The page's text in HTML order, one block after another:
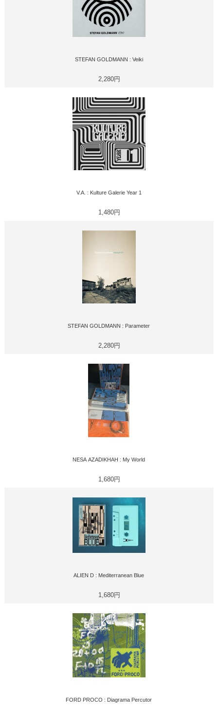
STEFAN GOLDMANN : Veiki
2,280円
V.A. : Kulture Galerie Year 1
1,480円
STEFAN GOLDMANN : Parameter
2,280円
NESA AZADIKHAH : My World
1,680円
ALIEN D : Mediterranean Blue
1,680円
FORD PROCO : Diagrama Percutor